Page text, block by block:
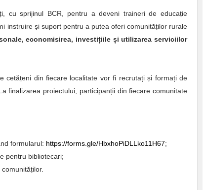
cu sprijinul BCR, pentru a deveni traineri de educație
instruire și suport pentru a putea oferi comunităților rurale
economisirea, investițiile și utilizarea serviciilor
cetățeni din fiecare localitate vor fi recrutați și formați de
finalizarea proiectului, participanții din fiecare comunitate
formularul: https://forms.gle/HbxhoPiDLLko11H67;
pentru bibliotecari;